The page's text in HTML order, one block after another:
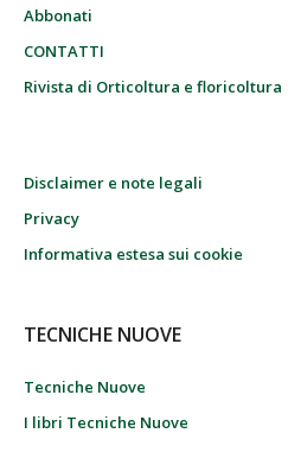
Abbonati
CONTATTI
Rivista di Orticoltura e floricoltura
Disclaimer e note legali
Privacy
Informativa estesa sui cookie
TECNICHE NUOVE
Tecniche Nuove
I libri Tecniche Nuove